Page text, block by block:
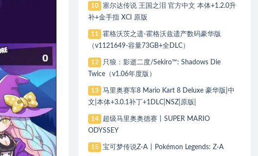
10
塞尔达传说 王国之泪 官方中文 本体+1.2.0升
补+金手指 XCI 原版
11
霍格沃茨之遗-霍格沃兹遗产数码豪华版
（v1121649-容量73GB+全DLC）
12
只狼：影逝二度/Sekiro™: Shadows Die
Twice（v1.06年度版）
13
马里奥赛车8 Mario Kart 8 Deluxe 豪华版|中
文|本体+3.0.1补丁+1DLC|NSZ|原版|
14
超级马里奥奥德赛丨SUPER MARIO
ODYSSEY
15 宝可梦传说Z-A丨Pokémon Legends: Z-A